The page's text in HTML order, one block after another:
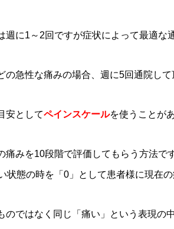
週に1～2回ですが症状によって最適な
の急性な痛みの場合、週に5回通院して
安としてペインスケールを使うことが
痛みを10段階で評価してもらう方法で
状態の時を「0」として患者様に現在
のではなく同じ「痛い」という表現の